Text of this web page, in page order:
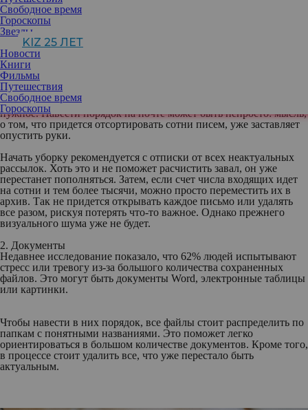
Свободное время
Гороскопы
Звезды
KIZ 25 ЛЕТ
Новости
Книги
Фильмы
Путешествия
Свободное время
Гороскопы
чувствуют себя после очистки почты от спама, а фотогалереи от
ненужных скриншотов. В итоге 60% отметили снижение
напряжения, 71% почувствовали себя более организованными,
69% — более продуктивными. Чем не аргумент разобраться в
своем цифровом пространстве?
1. Почта
Наличие сотен непрочитанных писем в электронном ящике
может не только удручать, но и снижать продуктивность, ведь в
таком количестве сообщений легко потерять действительно
нужное. Навести порядок на почте может быть непросто: мысль,
о том, что придется отсортировать сотни писем, уже заставляет
опустить руки.
Начать уборку рекомендуется с отписки от всех неактуальных
рассылок. Хоть это и не поможет расчистить завал, он уже
перестанет пополняться. Затем, если счет числа входящих идет
на сотни и тем более тысячи, можно просто переместить их в
архив. Так не придется открывать каждое письмо или удалять
все разом, рискуя потерять что-то важное. Однако прежнего
визуального шума уже не будет.
2. Документы
Недавнее исследование показало, что 62% людей испытывают
стресс или тревогу из-за большого количества сохраненных
файлов. Это могут быть документы Word, электронные таблицы
или картинки.
Чтобы навести в них порядок, все файлы стоит распределить по
папкам с понятными названиями. Это поможет легко
ориентироваться в большом количестве документов. Кроме того,
в процессе стоит удалить все, что уже перестало быть
актуальным.